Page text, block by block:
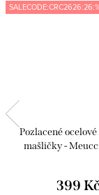
Pozlacené
mašličky -
399 Kč